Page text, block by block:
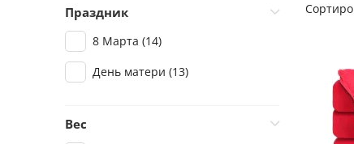
Праздник
8 Марта (14)
День матери (13)
Вес